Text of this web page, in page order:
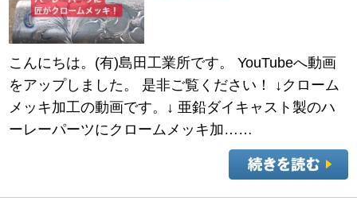
こんにちは。(有)島田工業所です。 YouTubeへ動画
をアップしました。 是非ご覧ください！ ↓クローム
メッキ加工の動画です。↓ 亜鉛ダイキャスト製のハ
ーレーパーツにクロームメッキ加……